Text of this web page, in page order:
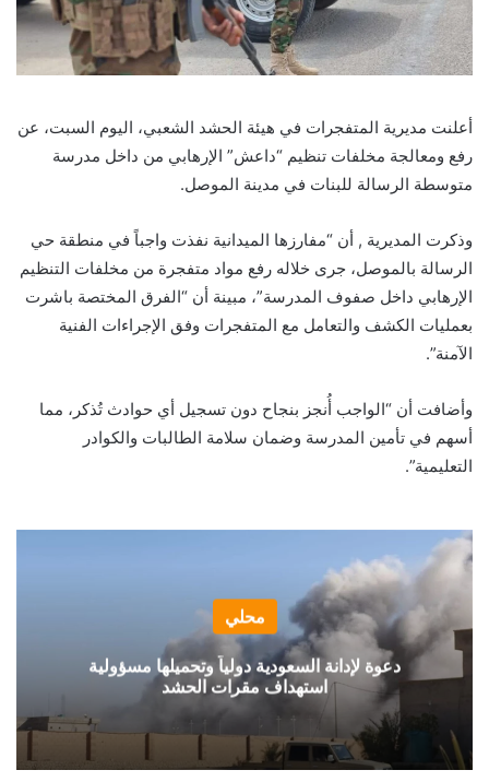
أعلنت مديرية المتفجرات في هيئة الحشد الشعبي، اليوم السبت، عن
رفع ومعالجة مخلفات تنظيم “داعش” الإرهابي من داخل مدرسة
متوسطة الرسالة للبنات في مدينة الموصل.
وذكرت المديرية , أن “مفارزها الميدانية نفذت واجباً في منطقة حي
الرسالة بالموصل، جرى خلاله رفع مواد متفجرة من مخلفات التنظيم
الإرهابي داخل صفوف المدرسة”، مبينة أن “الفرق المختصة باشرت
بعمليات الكشف والتعامل مع المتفجرات وفق الإجراءات الفنية
الآمنة”.
وأضافت أن “الواجب أُنجز بنجاح دون تسجيل أي حوادث تُذكر، مما
أسهم في تأمين المدرسة وضمان سلامة الطالبات والكوادر
التعليمية”.
محلي
دعوة لإدانة السعودية دولياً وتحميلها مسؤولية
استهداف مقرات الحشد